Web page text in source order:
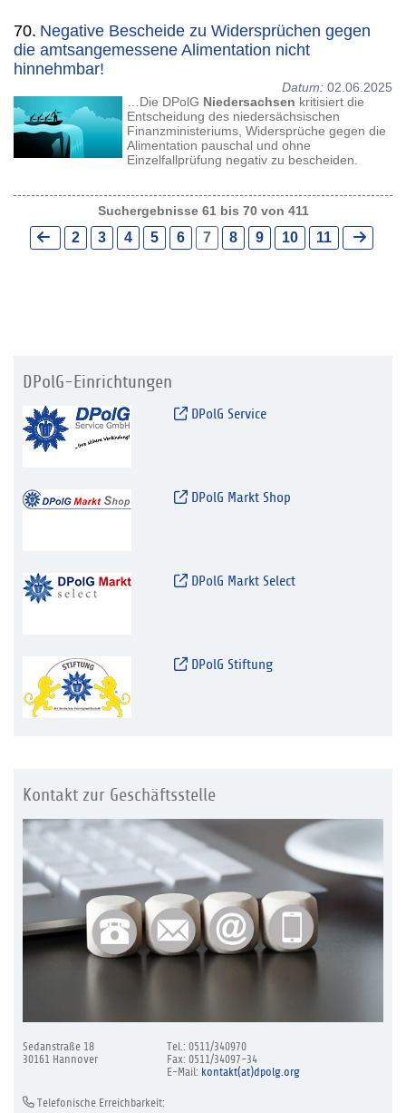
70. Negative Bescheide zu Widersprüchen gegen
die amtsangemessene Alimentation nicht
hinnehmbar!
Datum: 02.06.2025
…Die DPolG Niedersachsen kritisiert die
Entscheidung des niedersächsischen
Finanzministeriums, Widersprüche gegen die
Alimentation pauschal und ohne
Einzelfallprüfung negativ zu bescheiden.
Suchergebnisse 61 bis 70 von 411
2 3 4 5 6 7 8 9 10 11
DPolG-Einrichtungen
DPolG Service
DPolG Markt Shop
DPolG Markt Select
DPolG Stiftung
Kontakt zur Geschäftsstelle
Sedanstraße 18
30161 Hannover
Tel.: 0511/340970
Fax: 0511/34097-34
E-Mail: kontakt(at)dpolg.org
Telefonische Erreichbarkeit: